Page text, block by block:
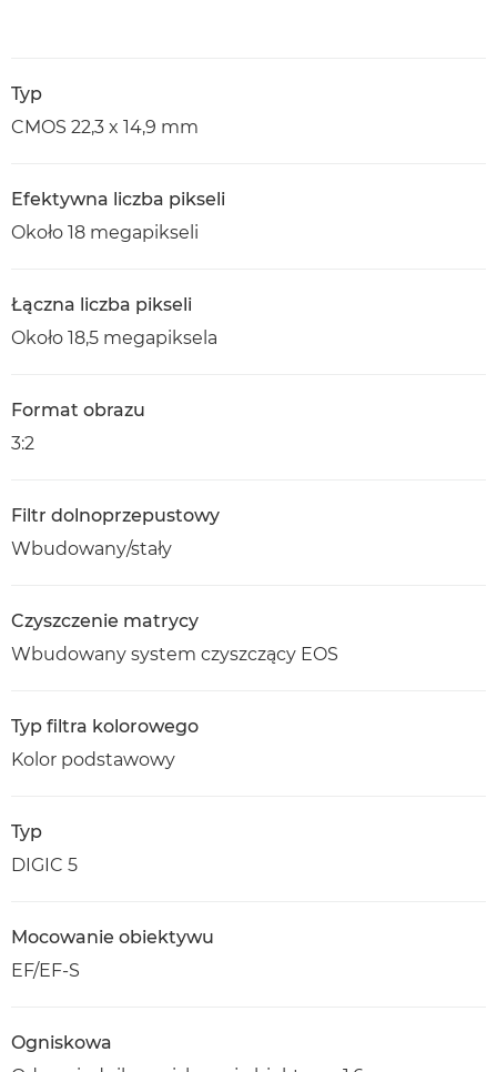
Typ
CMOS 22,3 x 14,9 mm
Efektywna liczba pikseli
Około 18 megapikseli
Łączna liczba pikseli
Około 18,5 megapiksela
Format obrazu
3:2
Filtr dolnoprzepustowy
Wbudowany/stały
Czyszczenie matrycy
Wbudowany system czyszczący EOS
Typ filtra kolorowego
Kolor podstawowy
Typ
DIGIC 5
Mocowanie obiektywu
EF/EF-S
Ogniskowa